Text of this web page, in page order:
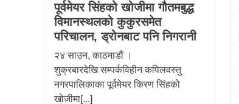
पूर्वमेयर सिंहको खोजीमा गौतमबुद्ध
विमानस्थलको कुकुरसमेत
परिचालन, ड्रोनबाट पनि निगरानी
२४ साउन, काठमाडौं ।
शुक्रबारदेखि सम्पर्कविहीन कपिलवस्तु
नगरपालिकाका पूर्वमेयर किरण सिंहको
खोजीमा[...]